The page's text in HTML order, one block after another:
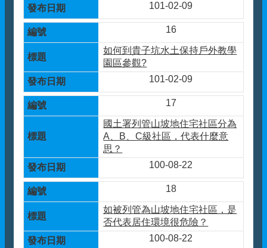
101-02-09
16
如何到貴子坑水土保持戶外教學
園區參觀?
101-02-09
17
國土署列管山坡地住宅社區分為
A、B、C級社區，代表什麼意
思？
100-08-22
18
如被列管為山坡地住宅社區，是
否代表居住環境很危險？
100-08-22